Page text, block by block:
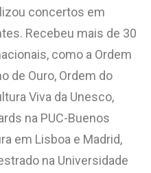
concertos em
Recebeu mais de 30
como a Ordem
de Ouro, Ordem do
Viva da Unesco,
na PUC-Buenos
em Lisboa e Madrid,
na Universidade